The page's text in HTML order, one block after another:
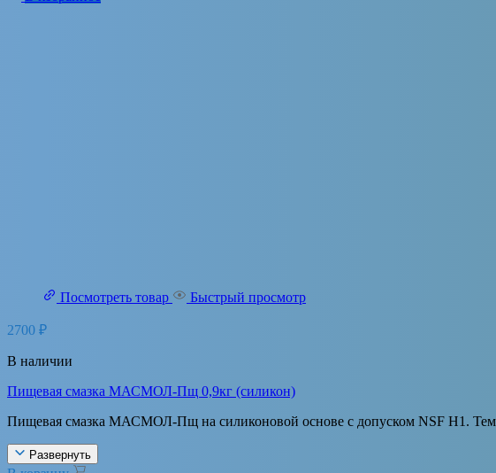
Посмотреть товар Быстрый просмотр
2700 ₽
В наличии
Пищевая смазка МАСМОЛ-Пщ 0,9кг (силикон)
Пищевая смазка МАСМОЛ-Пщ на силиконовой основе с допуском NSF H1.
Развернуть